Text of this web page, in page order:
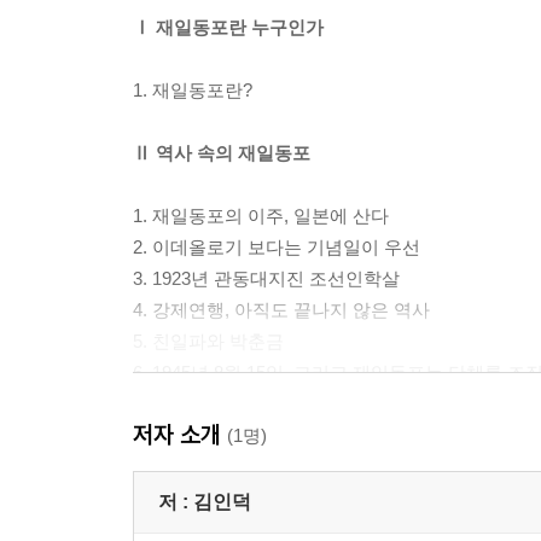
Ⅰ 재일동포란 누구인가
1. 재일동포란?
Ⅱ 역사 속의 재일동포
1. 재일동포의 이주, 일본에 산다
2. 이데올로기 보다는 기념일이 우선
3. 1923년 관동대지진 조선인학살
4. 강제연행, 아직도 끝나지 않은 역사
6. 1945년 8월 15일, 그리고 재일동포는 단체를 조
Ⅲ 지금도 일본에서 그리고 한반도에 사는 재일동포
1. 재일동포 민족교육, 일본과 한국에서
저자 소개 (1명)
저 : 김인덕